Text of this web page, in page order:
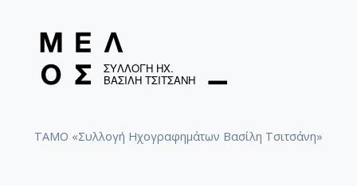
ΤΑΜΟ «Συλλογή Ηχογραφημάτων Βασίλη Τσιτσάνη»